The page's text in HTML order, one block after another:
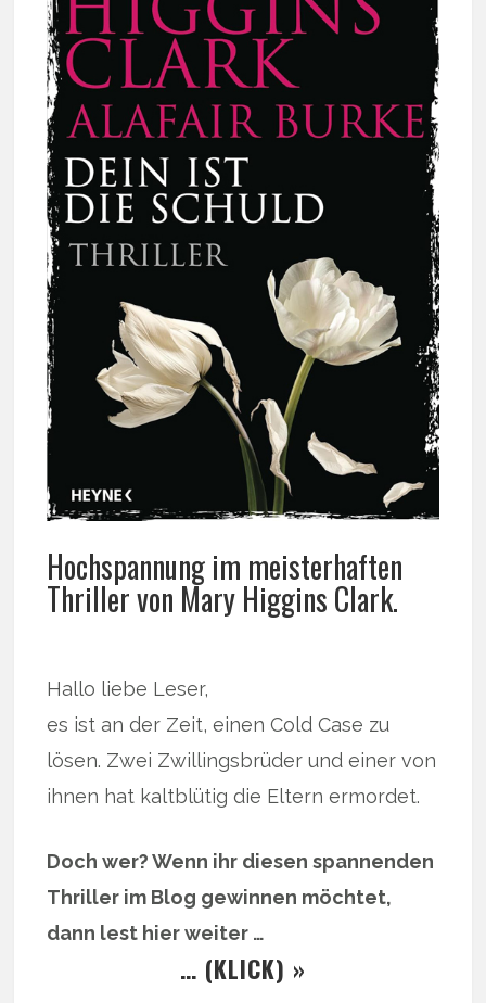
Hochspannung im meisterhaften
Thriller von Mary Higgins Clark.
Hallo liebe Leser,
es ist an der Zeit, einen Cold Case zu
lösen. Zwei Zwillingsbrüder und einer von
ihnen hat kaltblütig die Eltern ermordet.
Doch wer? Wenn ihr diesen spannenden
Thriller im Blog gewinnen möchtet,
dann lest hier weiter …
… (KLICK) »